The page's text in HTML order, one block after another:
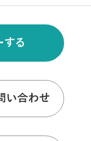
する
い合わせ